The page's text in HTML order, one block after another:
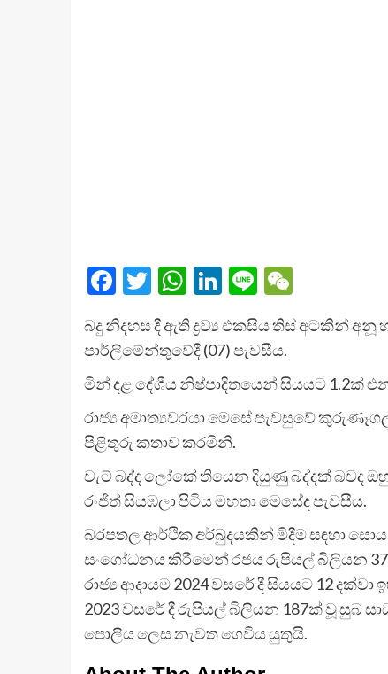
Facebook
Twitter
WhatsApp
LinkedIn
LineWeChat
බදු නිදහස දී ඇති ද්‍රව්‍ය එකසිය තිස් අටකින් අනූ
පාර්ලිමේන්තුවේදී (07) පැවසීය.
මින් දළ දේශීය නිෂ්පාදිතයෙන් සියයට 1.2ක්
රාජ්‍ය අමාත්‍යවරයා මෙසේ පැවසුවේ
පිළිතුරු කතාව කරමිනි.
වැට් බද්ද ලෝකේ තියෙන දියුණු බද්දක් බවද
රංජිත් සියඹලා පිටිය මහතා මෙසේද පැවසීය.
බරපතල ආර්ථික අර්බුදයකින් මිදීම සඳහා
සංශෝධනය කිරීමෙන් රජය රුපියල් බිලියන
රාජ්‍ය ආදායම 2024 වසරේ දී සියයට 12
2023 වසරේ දී රුපියල් බිලියන 187ක් වූ සුබ
පොලිය ලෙස නැවත ගෙවිය යුතුයි.